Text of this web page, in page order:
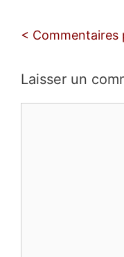
Navigation
< Commentaires
Laisser un